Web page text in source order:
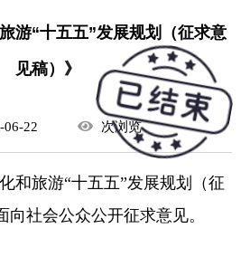
游“十五五”发展规划（征求意
见稿）》
06-22 次浏览
和旅游“十五五”发展规划（征
社会公众公开征求意见。